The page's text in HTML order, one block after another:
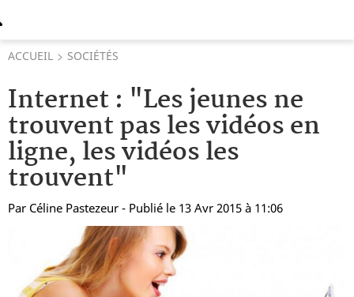
ACCUEIL SOCIÉTÉS
Internet : "Les jeunes ne
trouvent pas les vidéos en
ligne, les vidéos les
trouvent"
Par Céline Pastezeur - Publié le 13 Avr 2015 à 11:06